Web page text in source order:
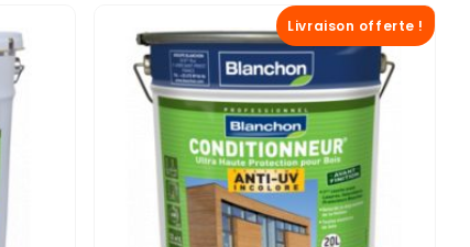
Livraison offerte !